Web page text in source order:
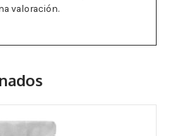
valoración.